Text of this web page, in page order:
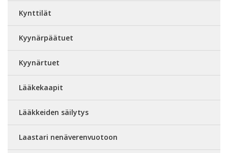
Kynttilät
Kyynärpäätuet
Kyynärtuet
Lääkekaapit
Lääkkeiden säilytys
Laastari nenäverenvuotoon